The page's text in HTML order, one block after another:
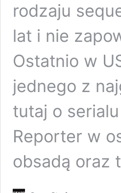
rodzaju
lat i nie
Ostatnio w
jednego z
tutaj o
Reporter w
obsadą oraz